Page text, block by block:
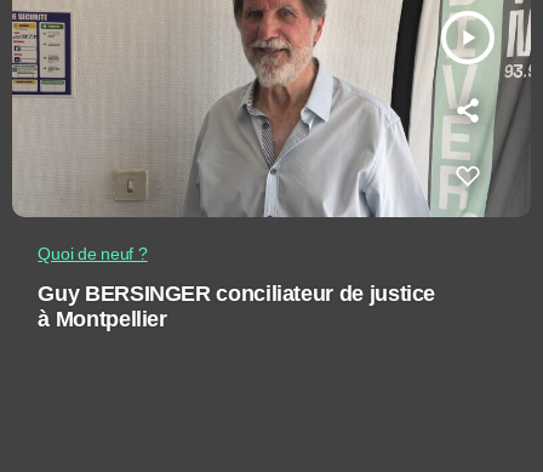
play_arrow
Quoi de neuf ?
Guy BERSINGER conciliateur de justice
à Montpellier